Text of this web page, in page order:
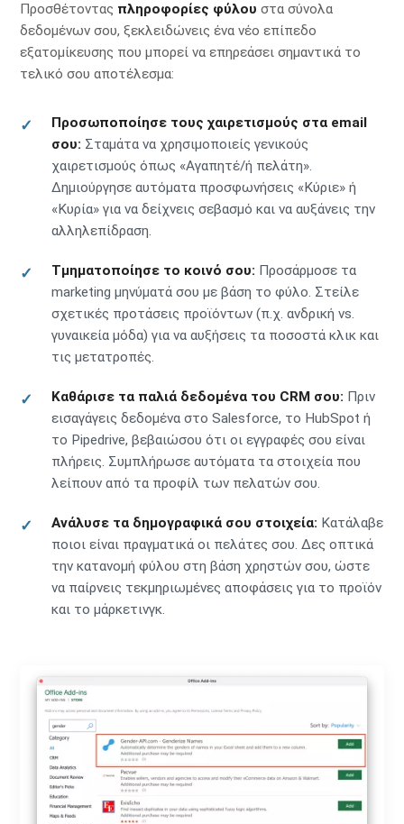
Προσθέτοντας πληροφορίες φύλου στα σύνολα
δεδομένων σου, ξεκλειδώνεις ένα νέο επίπεδο
εξατομίκευσης που μπορεί να επηρεάσει σημαντικά το
τελικό σου αποτέλεσμα:
Προσωποποίησε τους χαιρετισμούς στα email
σου: Σταμάτα να χρησιμοποιείς γενικούς
χαιρετισμούς όπως «Αγαπητέ/ή πελάτη».
Δημιούργησε αυτόματα προσφωνήσεις «Κύριε» ή
«Κυρία» για να δείχνεις σεβασμό και να αυξάνεις την
αλληλεπίδραση.
Τμηματοποίησε το κοινό σου: Προσάρμοσε τα
marketing μηνύματά σου με βάση το φύλο. Στείλε
σχετικές προτάσεις προϊόντων (π.χ. ανδρική vs.
γυναικεία μόδα) για να αυξήσεις τα ποσοστά κλικ και
τις μετατροπές.
Καθάρισε τα παλιά δεδομένα του CRM σου: Πριν
εισαγάγεις δεδομένα στο Salesforce, το HubSpot ή
το Pipedrive, βεβαιώσου ότι οι εγγραφές σου είναι
πλήρεις. Συμπλήρωσε αυτόματα τα στοιχεία που
λείπουν από τα προφίλ των πελατών σου.
Ανάλυσε τα δημογραφικά σου στοιχεία: Κατάλαβε
ποιοι είναι πραγματικά οι πελάτες σου. Δες οπτικά
την κατανομή φύλου στη βάση χρηστών σου, ώστε
να παίρνεις τεκμηριωμένες αποφάσεις για το προϊόν
και το μάρκετινγκ.